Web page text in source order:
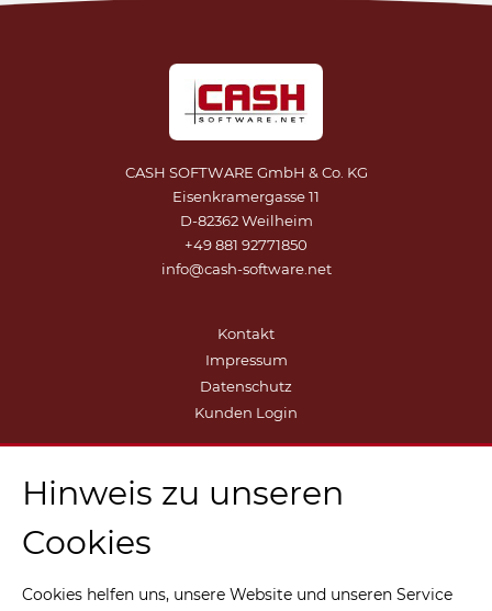
CASH SOFTWARE GmbH & Co. KG
Eisenkramergasse 11
D-82362 Weilheim
+49 881 92771850
info@cash-software.net
Kontakt
Impressum
Datenschutz
Kunden Login
Hinweis zu unseren
Cookies
Cookies helfen uns, unsere Website und unseren Service